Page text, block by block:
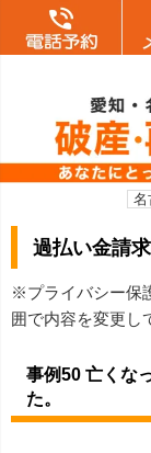
名
過払い金請
※プライバシー保
囲で内容を変更し
事例50 亡くな
た。